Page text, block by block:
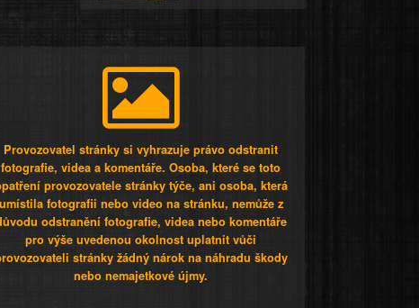
Provozovatel stránky si vyhrazuje právo odstranit
fotografie, videa a komentáře. Osoba, které se toto
provozovatele stránky týče, ani osoba, která
umístila fotografii nebo video na stránku, nemůže z
odstranění fotografie, videa nebo komentáře
pro výše uvedenou okolnost uplatnit vůči
stránky žádný nárok na náhradu škody
nebo nemajetkové újmy.